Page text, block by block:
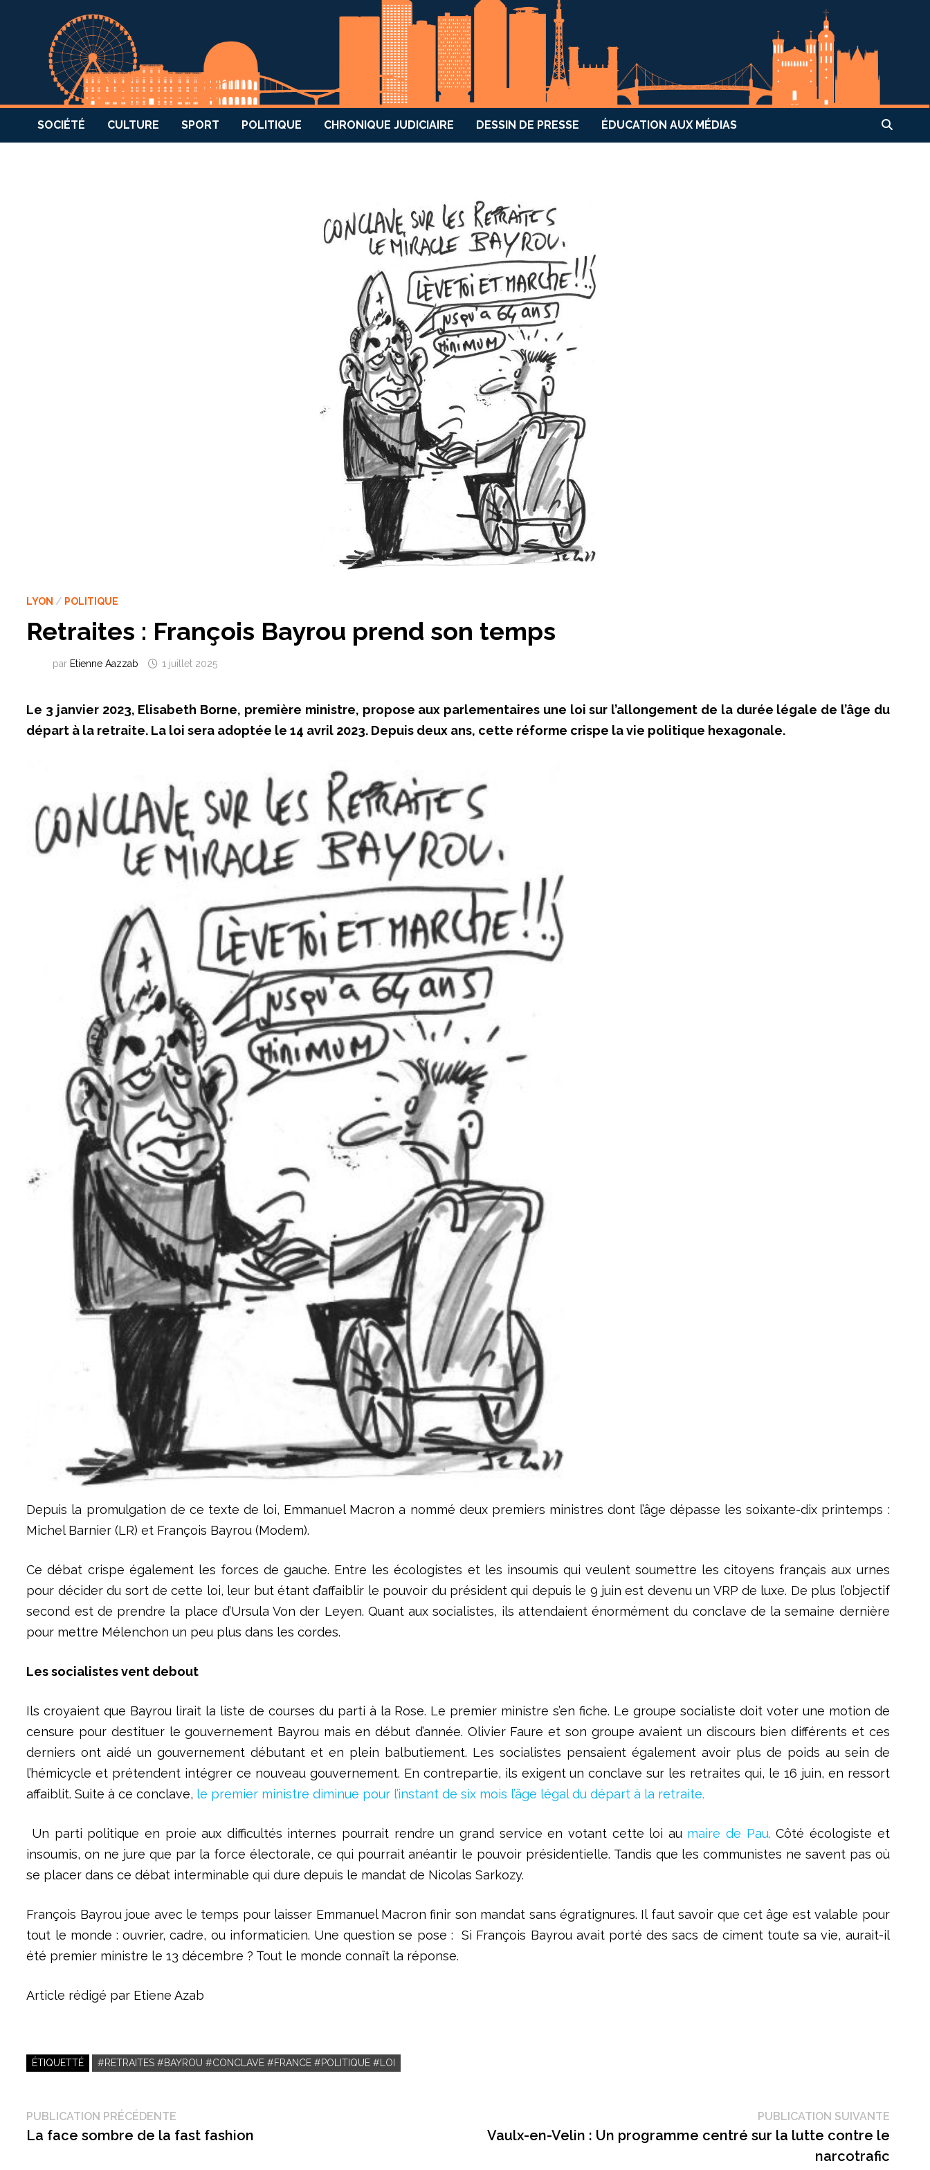
SOCIÉTÉ CULTURE SPORT POLITIQUE CHRONIQUE JUDICIAIRE DESSIN DE PRESSE ÉDUCATION AUX MÉDIAS
LYON / POLITIQUE
Retraites : François Bayrou prend son temps
par Etienne Aazzab 1 juillet 2025
Le 3 janvier 2023, Elisabeth Borne, première ministre, propose aux parlementaires une loi sur l’allongement de la durée légale de l’âge du
départ à la retraite. La loi sera adoptée le 14 avril 2023. Depuis deux ans, cette réforme crispe la vie politique hexagonale.
Depuis la promulgation de ce texte de loi, Emmanuel Macron a nommé deux premiers ministres dont l’âge dépasse les soixante-dix printemps :
Michel Barnier (LR) et François Bayrou (Modem).
Ce débat crispe également les forces de gauche. Entre les écologistes et les insoumis qui veulent soumettre les citoyens français aux urnes
pour décider du sort de cette loi, leur but étant d’affaiblir le pouvoir du président qui depuis le 9 juin est devenu un VRP de luxe. De plus l’objectif
second est de prendre la place d’Ursula Von der Leyen. Quant aux socialistes, ils attendaient énormément du conclave de la semaine dernière
pour mettre Mélenchon un peu plus dans les cordes.
Les socialistes vent debout
Ils croyaient que Bayrou lirait la liste de courses du parti à la Rose. Le premier ministre s’en fiche. Le groupe socialiste doit voter une motion de
censure pour destituer le gouvernement Bayrou mais en début d’année. Olivier Faure et son groupe avaient un discours bien différents et ces
derniers ont aidé un gouvernement débutant et en plein balbutiement. Les socialistes pensaient également avoir plus de poids au sein de
l’hémicycle et prétendent intégrer ce nouveau gouvernement. En contrepartie, ils exigent un conclave sur les retraites qui, le 16 juin, en ressort
affaiblit. Suite à ce conclave, le premier ministre diminue pour l’instant de six mois l’âge légal du départ à la retraite.
Un parti politique en proie aux difficultés internes pourrait rendre un grand service en votant cette loi au maire de Pau. Côté écologiste et
insoumis, on ne jure que par la force électorale, ce qui pourrait anéantir le pouvoir présidentielle. Tandis que les communistes ne savent pas où
se placer dans ce débat interminable qui dure depuis le mandat de Nicolas Sarkozy.
François Bayrou joue avec le temps pour laisser Emmanuel Macron finir son mandat sans égratignures. Il faut savoir que cet âge est valable pour
tout le monde : ouvrier, cadre, ou informaticien. Une question se pose : Si François Bayrou avait porté des sacs de ciment toute sa vie, aurait-il
été premier ministre le 13 décembre ? Tout le monde connaît la réponse.
Article rédigé par Etiene Azab
ÉTIQUETTÉ #RETRAITES #BAYROU #CONCLAVE #FRANCE #POLITIQUE #LOI
Navigation
de
PUBLICATION PRÉCÉDENTE
précédente :
La face sombre de la fast fashion
PUBLICATION SUIVANTE
Vaulx-en-Velin : Un programme centré sur la lutte contre le
narcotrafic